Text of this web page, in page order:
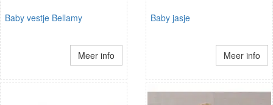
Baby vestje Bellamy
Meer info
Baby jasje
Meer info